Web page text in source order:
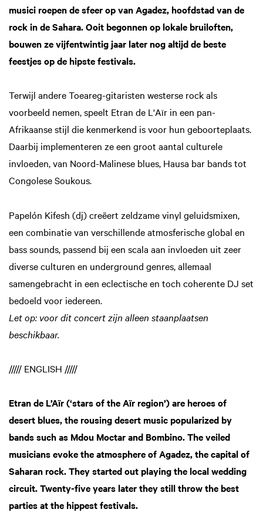
musici roepen de sfeer op van Agadez, hoofdstad van de
rock in de Sahara. Ooit begonnen op lokale bruiloften,
bouwen ze vijfentwintig jaar later nog altijd de beste
feestjes op de hipste festivals.
Terwijl andere Toeareg-gitaristen westerse rock als
voorbeeld nemen, speelt Etran de L'Aïr in een pan-
Afrikaanse stijl die kenmerkend is voor hun geboorteplaats.
Daarbij implementeren ze een groot aantal culturele
invloeden, van Noord-Malinese blues, Hausa bar bands tot
Congolese Soukous.
Papelón Kifesh (dj) creëert zeldzame vinyl geluidsmixen,
een combinatie van verschillende atmosferische global en
bass sounds, passend bij een scala aan invloeden uit zeer
diverse culturen en underground genres, allemaal
samengebracht in een eclectische en toch coherente DJ set
bedoeld voor iedereen.
Let op: voor dit concert zijn alleen staanplaatsen
beschikbaar.
///// ENGLISH /////
Etran de L’Aïr (‘stars of the Aïr region’) are heroes of
desert blues, the rousing desert music popularized by
bands such as Mdou Moctar and Bombino. The veiled
musicians evoke the atmosphere of Agadez, the capital of
Saharan rock. They started out playing the local wedding
circuit. Twenty-five years later they still throw the best
parties at the hippest festivals.